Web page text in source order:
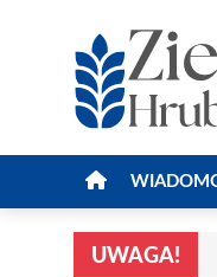
UWAGA!